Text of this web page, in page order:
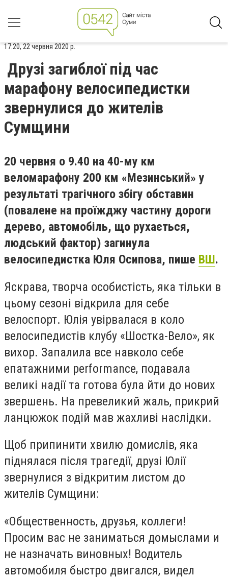
17:20, 22 червня 2020 р.
Друзі загиблої під час
марафону велосипедистки
звернулися до жителів
Сумщини
20 червня о 9.40 на 40-му км
веломарафону 200 км «Мезинський» у
результаті трагічного збігу обставин
(повалене на проїжджу частину дороги
дерево, автомобіль, що рухається,
людський фактор) загинула
велосипедистка Юля Осипова, пише ВШ.
Яскрава, творча особистість, яка тільки в
цьому сезоні відкрила для себе
велоспорт. Юлія увірвалася в коло
велосипедистів клубу «Шостка-Вело», як
вихор. Запалила все навколо себе
епатажними performance, подавала
великі надії та готова була йти до нових
звершень. На превеликий жаль, прикрий
ланцюжок подій мав жахливі наслідки.
Щоб припинити хвилю домислів, яка
піднялася після трагедії, друзі Юлії
звернулися з відкритим листом до
жителів Сумщини:
«Общественность, друзья, коллеги!
Просим вас не заниматься домыслами и
не назначать виновных! Водитель
автомобиля быстро двигался, видел